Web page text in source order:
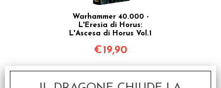
Warhammer 40.000 -
L'Eresia di Horus:
L'Ascesa di Horus Vol.1
€ 19,90